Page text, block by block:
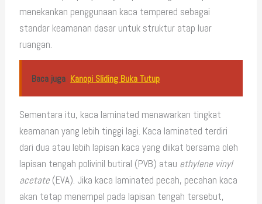
menekankan penggunaan kaca tempered sebagai
standar keamanan dasar untuk struktur atap luar
ruangan.
Baca juga Kanopi Sliding Buka Tutup
Sementara itu, kaca laminated menawarkan tingkat
keamanan yang lebih tinggi lagi. Kaca laminated terdiri
dari dua atau lebih lapisan kaca yang diikat bersama oleh
lapisan tengah polivinil butiral (PVB) atau ethylene vinyl
acetate(EVA). Jika kaca laminated pecah, pecahan kaca
akan tetap menempel pada lapisan tengah tersebut,